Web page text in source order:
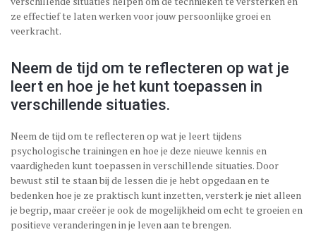
ze effectief te laten werken voor jouw persoonlijke groei en
veerkracht.
Neem de tijd om te reflecteren op wat je
leert en hoe je het kunt toepassen in
verschillende situaties.
Neem de tijd om te reflecteren op wat je leert tijdens
psychologische trainingen en hoe je deze nieuwe kennis en
vaardigheden kunt toepassen in verschillende situaties. Door
bewust stil te staan bij de lessen die je hebt opgedaan en te
bedenken hoe je ze praktisch kunt inzetten, versterk je niet alleen
je begrip, maar creëer je ook de mogelijkheid om echt te groeien en
positieve veranderingen in je leven aan te brengen.